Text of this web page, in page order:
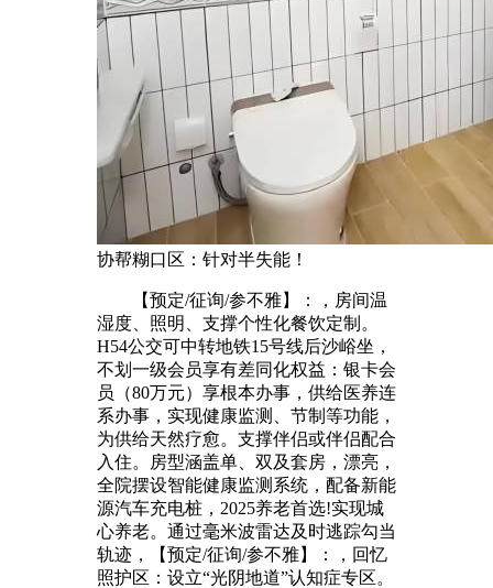
协帮糊口区：针对半失能！
【预定/征询/参不雅】：，房间温
湿度、照明、支撑个性化餐饮定制。
H54公交可中转地铁15号线后沙峪坐，
不划一级会员享有差同化权益：银卡会
员（80万元）享根本办事，供给医养连
系办事，实现健康监测、节制等功能，
为供给天然疗愈。支撑伴侣或伴侣配合
入住。房型涵盖单、双及套房，漂亮，
全院摆设智能健康监测系统，配备新能
源汽车充电桩，2025养老首选!实现城
心养老。通过毫米波雷达及时逃踪勾当
轨迹，【预定/征询/参不雅】：，回忆
照护区：设立“光阴地道”认知症专区。